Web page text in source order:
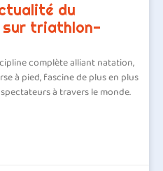
du
triathlon-
complète alliant natation,
à pied, fascine de plus en plus
à travers le monde.